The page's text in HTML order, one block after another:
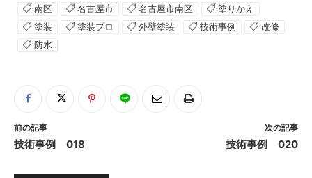
南区
名古屋市 名古屋市南区
塗りかえ
塗装
塗装プロ 外壁塗装 技術事例
改修
防水
前の記事
技術事例 018
次の記事
技術事例 020